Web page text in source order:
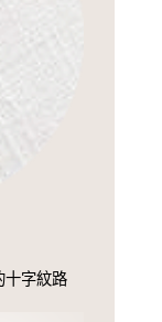
十字紋路